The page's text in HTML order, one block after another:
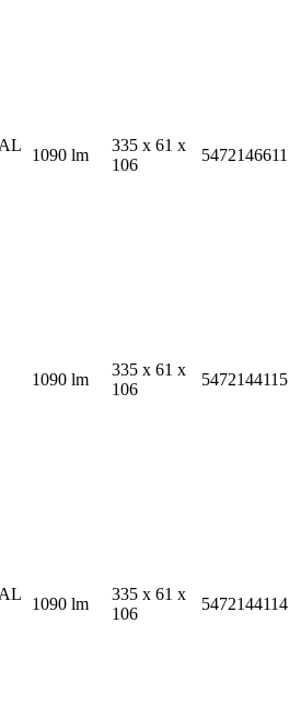
1090 lm
335 x 61 x
106
5472146611
1090 lm
335 x 61 x
106
5472144115
1090 lm
335 x 61 x
106
5472144114